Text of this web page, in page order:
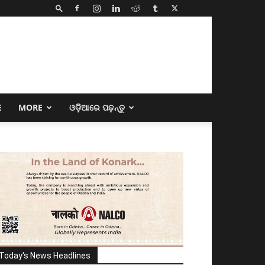
MORE ଓଡ଼ିଆରେ ପଢ଼ନ୍ତୁ
Today's News Headlines